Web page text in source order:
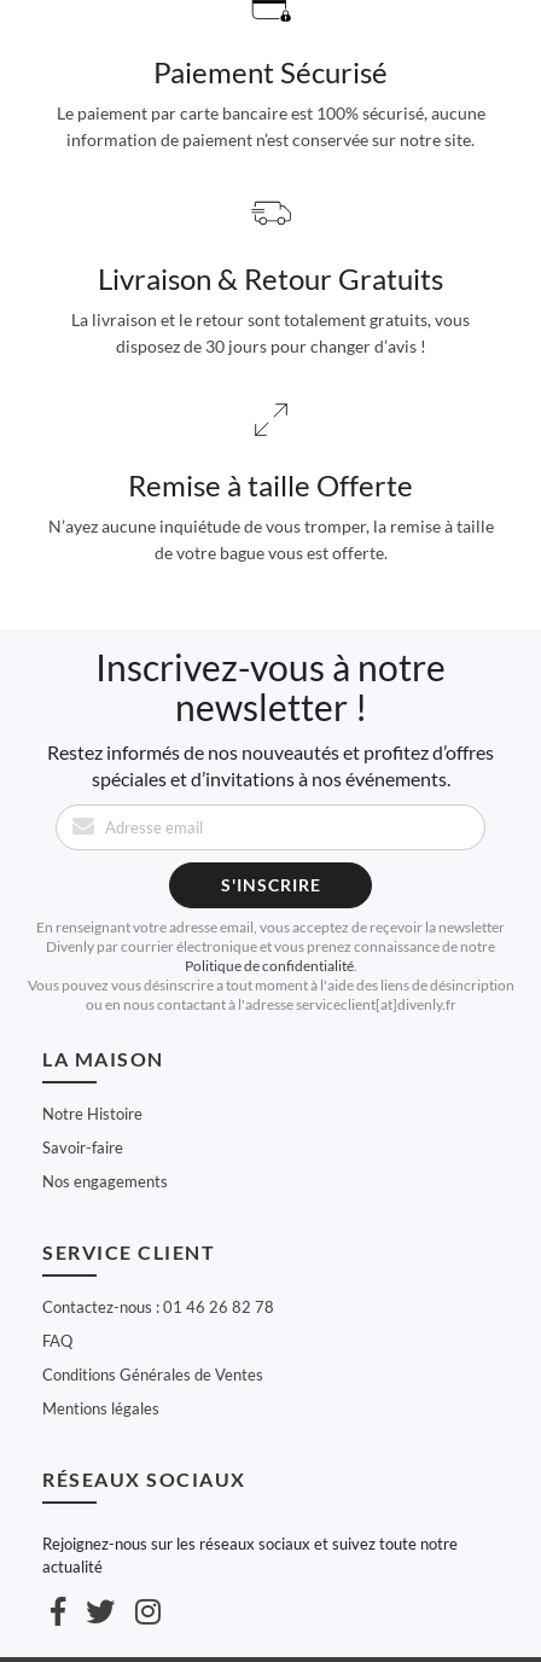
Paiement Sécurisé
Le paiement par carte bancaire est 100% sécurisé, aucune
information de paiement n’est conservée sur notre site.
Livraison & Retour Gratuits
La livraison et le retour sont totalement gratuits, vous
disposez de 30 jours pour changer d’avis !
Remise à taille Offerte
N’ayez aucune inquiétude de vous tromper, la remise à taille
de votre bague vous est offerte.
Inscrivez-vous à notre
newsletter !
Restez informés de nos nouveautés et profitez d’offres
spéciales et d’invitations à nos événements.
S'INSCRIRE
En renseignant votre adresse email, vous acceptez de reçevoir la newsletter
Divenly par courrier électronique et vous prenez connaissance de notre
Politique de confidentialité.
Vous pouvez vous désinscrire a tout moment à l'aide des liens de désincription
ou en nous contactant à l'adresse serviceclient[at]divenly.fr
LA MAISON
Notre Histoire
Savoir-faire
Nos engagements
SERVICE CLIENT
Contactez-nous : 01 46 26 82 78
FAQ
Conditions Générales de Ventes
Mentions légales
RÉSEAUX SOCIAUX
Rejoignez-nous sur les réseaux sociaux et suivez toute notre
actualité